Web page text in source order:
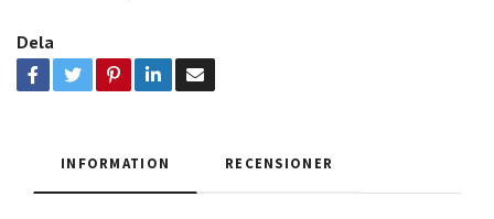
Dela
INFORMATION RECENSIONER